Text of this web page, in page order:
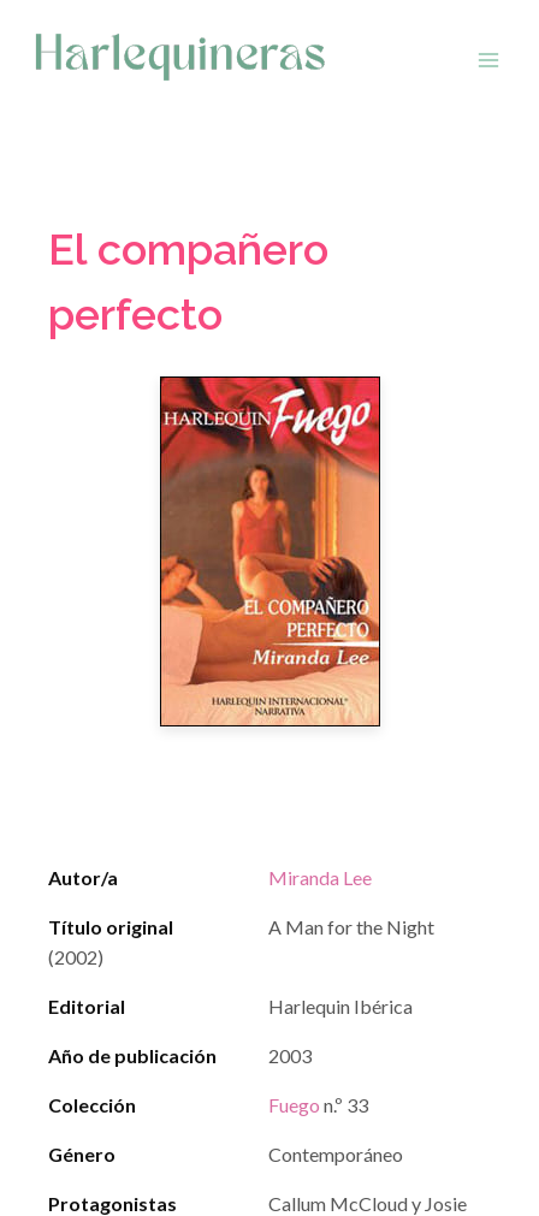
contenido
El compañero
perfecto
Autor/a Miranda Lee
Título original
A Man for the Night
(2002)
Editorial Harlequin Ibérica
Año de publicación 2003
Colección Fuego n.º 33
Género Contemporáneo
Protagonistas
Callum McCloud y Josie